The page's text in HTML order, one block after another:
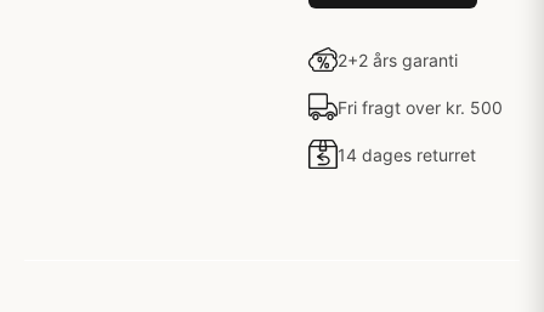
2+2 års garanti
Fri fragt over kr. 500
14 dages returret